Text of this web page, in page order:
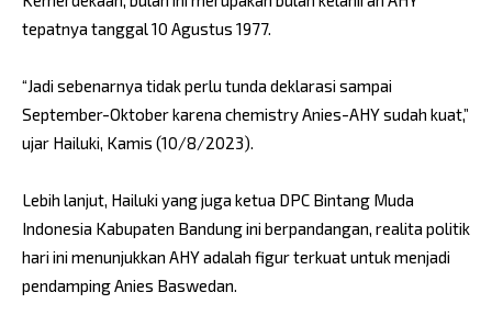
tepatnya tanggal 10 Agustus 1977.
“Jadi sebenarnya tidak perlu tunda deklarasi sampai
September-Oktober karena chemistry Anies-AHY sudah kuat,”
ujar Hailuki, Kamis (10/8/2023).
Lebih lanjut, Hailuki yang juga ketua DPC Bintang Muda
Indonesia Kabupaten Bandung ini berpandangan, realita politik
hari ini menunjukkan AHY adalah figur terkuat untuk menjadi
pendamping Anies Baswedan.